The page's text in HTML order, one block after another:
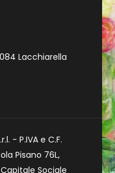
Lacchiarella
- P.IVA e C.F.
Pisano 76L,
Sociale